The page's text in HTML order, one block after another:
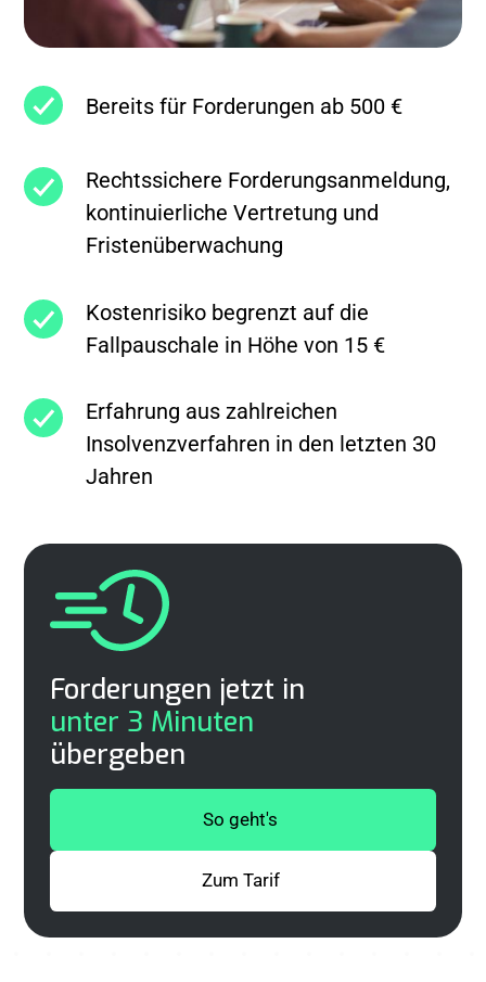
Bereits für Forderungen ab 500 €
Rechtssichere Forderungsanmeldung,
kontinuierliche Vertretung und
Fristenüberwachung
Kostenrisiko begrenzt auf die
Fallpauschale in Höhe von 15 €
Erfahrung aus zahlreichen
Insolvenzverfahren in den letzten 30
Jahren
Forderungen jetzt in
unter 3 Minuten
übergeben
So geht's
Zum Tarif